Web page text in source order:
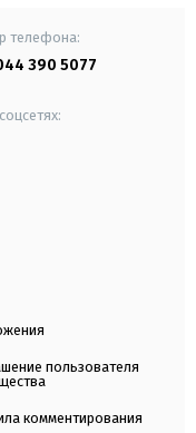
телефона:
390 5077
пользователя
комментирования